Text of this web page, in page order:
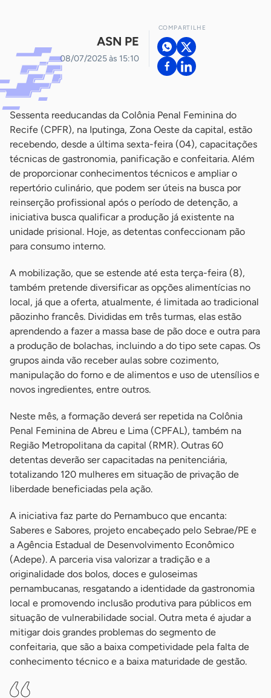
ASN PE
08/07/2025 às 15:10
COMPARTILHE
Sessenta reeducandas da Colônia Penal Feminina do
Recife (CPFR), na Iputinga, Zona Oeste da capital, estão
recebendo, desde a última sexta-feira (04), capacitações
técnicas de gastronomia, panificação e confeitaria. Além
de proporcionar conhecimentos técnicos e ampliar o
repertório culinário, que podem ser úteis na busca por
reinserção profissional após o período de detenção, a
iniciativa busca qualificar a produção já existente na
unidade prisional. Hoje, as detentas confeccionam pão
para consumo interno.
A mobilização, que se estende até esta terça-feira (8),
também pretende diversificar as opções alimentícias no
local, já que a oferta, atualmente, é limitada ao tradicional
pãozinho francês. Divididas em três turmas, elas estão
aprendendo a fazer a massa base de pão doce e outra para
a produção de bolachas, incluindo a do tipo sete capas. Os
grupos ainda vão receber aulas sobre cozimento,
manipulação do forno e de alimentos e uso de utensílios e
novos ingredientes, entre outros.
Neste mês, a formação deverá ser repetida na Colônia
Penal Feminina de Abreu e Lima (CPFAL), também na
Região Metropolitana da capital (RMR). Outras 60
detentas deverão ser capacitadas na penitenciária,
totalizando 120 mulheres em situação de privação de
liberdade beneficiadas pela ação.
A iniciativa faz parte do Pernambuco que encanta:
Saberes e Sabores, projeto encabeçado pelo Sebrae/PE e
a Agência Estadual de Desenvolvimento Econômico
(Adepe). A parceria visa valorizar a tradição e a
originalidade dos bolos, doces e guloseimas
pernambucanas, resgatando a identidade da gastronomia
local e promovendo inclusão produtiva para públicos em
situação de vulnerabilidade social. Outra meta é ajudar a
mitigar dois grandes problemas do segmento de
confeitaria, que são a baixa competividade pela falta de
conhecimento técnico e a baixa maturidade de gestão.